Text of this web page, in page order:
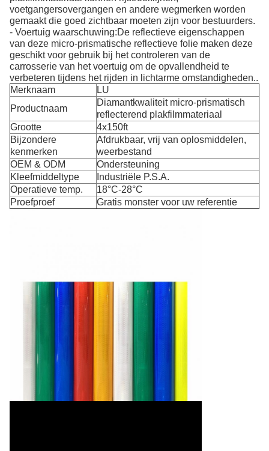
voetgangersovergangen en andere wegmerken worden
gemaakt die goed zichtbaar moeten zijn voor bestuurders.
- Voertuig waarschuwing:De reflectieve eigenschappen
van deze micro-prismatische reflectieve folie maken deze
geschikt voor gebruik bij het controleren van de
carrosserie van het voertuig om de opvallendheid te
verbeteren tijdens het rijden in lichtarme omstandigheden..
Merknaam
LU
Productnaam
Diamantkwaliteit micro-prismatisch
reflecterend plakfilmmateriaal
Grootte
4x150ft
Bijzondere
kenmerken
Afdrukbaar, vrij van oplosmiddelen,
weerbestand
OEM & ODM
Ondersteuning
Kleefmiddeltype
Industriële P.S.A.
Operatieve temp.
18°C-28°C
Proefproef
Gratis monster voor uw referentie